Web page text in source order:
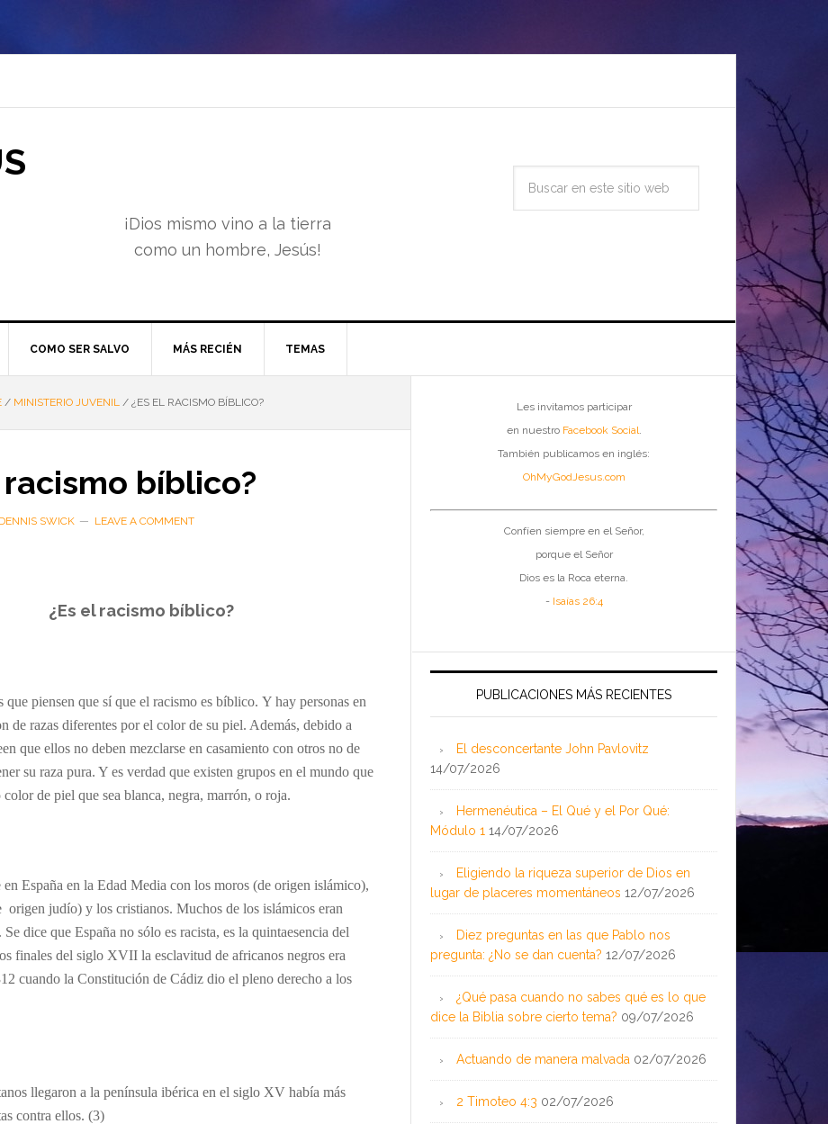
¡Dios mismo vino a la tierra
como un hombre, Jesús!
COMO SER SALVO MÁS RECIÉN TEMAS
/ MINISTERIO JUVENIL / ¿ES EL RACISMO BÍBLICO?
racismo bíblico?
DENNIS SWICK LEAVE A COMMENT
¿Es el racismo bíblico?
que piensen que sí que el racismo es bíblico. Y hay personas en
de razas diferentes por el color de su piel. Además, debido a
que ellos no deben mezclarse en casamiento con otros no de
su raza pura. Y es verdad que existen grupos en el mundo que
de piel que sea blanca, negra, marrón, o roja.
en España en la Edad Media con los moros (de origen islámico),
origen judío) y los cristianos. Muchos de los islámicos eran
Se dice que España no sólo es racista, es la quintaesencia del
finales del siglo XVII la esclavitud de africanos negros era
cuando la Constitución de Cádiz dio el pleno derecho a los
llegaron a la península ibérica en el siglo XV había más
contra ellos. (3)
Les invitamos participar
en nuestro Facebook Social.
También publicamos en inglés:
OhMyGodJesus.com
Confíen siempre en el Señor,
porque el Señor
Dios es la Roca eterna.
- Isaías 26:4
PUBLICACIONES MÁS RECIENTES
El desconcertante John Pavlovitz
14/07/2026
Hermenéutica – El Qué y el Por Qué:
Módulo 1 14/07/2026
Eligiendo la riqueza superior de Dios en
lugar de placeres momentáneos 12/07/2026
Diez preguntas en las que Pablo nos
pregunta: ¿No se dan cuenta? 12/07/2026
¿Qué pasa cuando no sabes qué es lo que
dice la Biblia sobre cierto tema? 09/07/2026
Actuando de manera malvada 02/07/2026
2 Timoteo 4:3 02/07/2026